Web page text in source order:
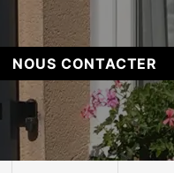
NOUS CONTACTER